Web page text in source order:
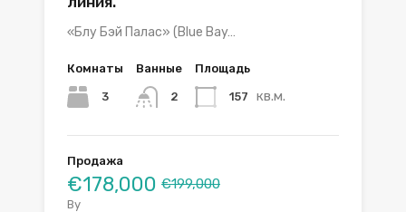
«Блу Бэй Палас» (Blue Bay…
Комнаты
3
Ванные
2
Площадь
157 кв.м.
Продажа
€178,000 €199,000
By